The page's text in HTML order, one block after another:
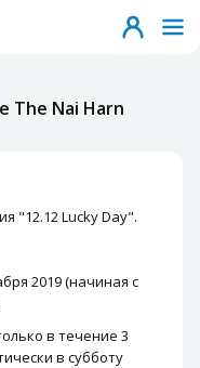
The Nai Harn
"12.12 Lucky Day".
2019 (начиная с
в течение 3
в субботу